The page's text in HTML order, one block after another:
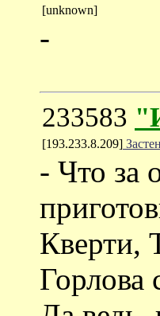
[unknown]
-
233583
[193.233.8.209]
- Что за
Кверти,
Горлова